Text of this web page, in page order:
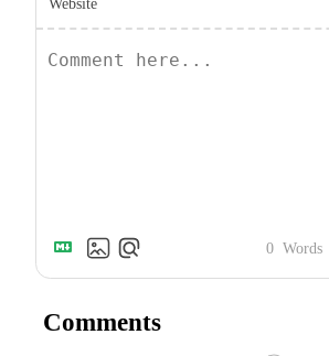
Website
0 Words
Comments